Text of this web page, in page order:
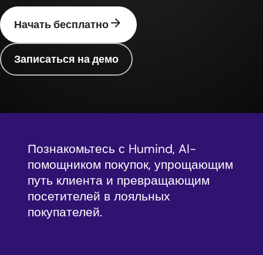
Начать бесплатноarrow_forward
Записаться на демо
Познакомьтесь с Humind, AI-
помощником покупок, упрощающим
путь клиента и превращающим
посетителей в лояльных
покупателей.